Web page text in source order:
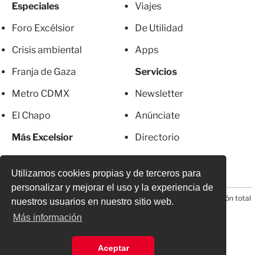
Utilizamos cookies propias y de terceros para
personalizar y mejorar el uso y la experiencia de
nuestros usuarios en nuestro sitio web.
Más información
Aceptar
Especiales
Foro Excélsior
Crisis ambiental
Franja de Gaza
Metro CDMX
El Chapo
Más Excelsior
Mujeres
Viajes
De Utilidad
Apps
Servicios
Newsletter
Anúnciate
Directorio
Suscripciones
© 2026 Todos los derechos reservados. Prohibida la reproducción total
o parcial, incluyendo cualquier medio electrónico*